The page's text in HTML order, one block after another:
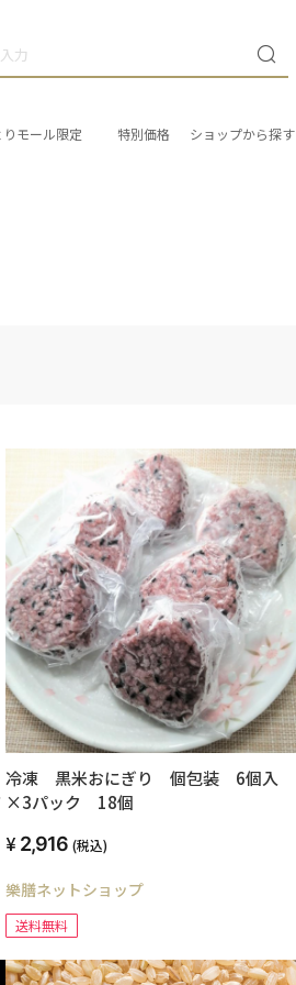
りモール限定 特別価格 ショップから探す
冷凍 黒米おにぎり 個包装 6個入
×3パック 18個
2,916 (税込)
樂膳ネットショップ
送料無料